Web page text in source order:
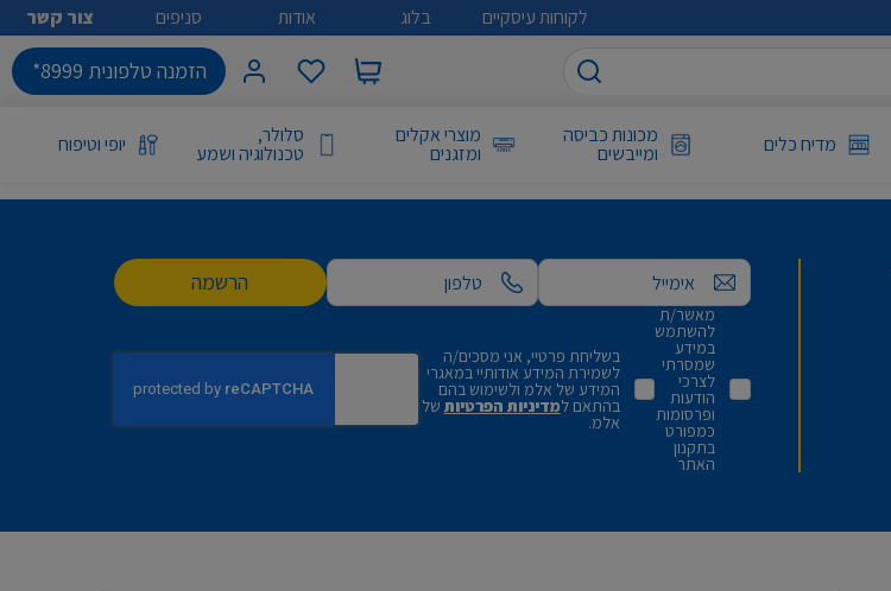
לקוחות עיסקיים בלוג אודות סניפים צור קשר
הזמנה טלפונית 8999*
מדיח כלים מכונות כביסה
ומייבשים
מוצרי אקלים
ומזגנים
סלולר,
טכנולוגיה ושמע יופי וטיפוח
אימייל הרשמה
מאשר/ת
להשתמש
במידע
שמסרתי
לצרכי
הודעות
ופרסומות
כמפורט
בתקנון
האתר
בשליחת פרטיי, אני מסכים/ה
לשמירת המידע אודותיי במאגרי
המידע של אלמ ולשימוש בהם
בהתאם למדיניות הפרטיות של
אלמ.